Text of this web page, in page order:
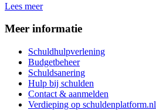
Lees meer
Meer informatie
Schuldhulpverlening
Budgetbeheer
Schuldsanering
Hulp bij schulden
Contact & aanmelden
Verdieping op schuldenplatform.nl